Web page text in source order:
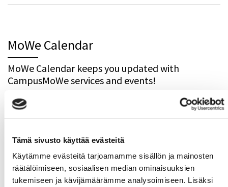
Tämä sivusto käyttää evästeitä
Käytämme evästeitä tarjoamamme sisällön ja mainosten
räätälöimiseen, sosiaalisen median ominaisuuksien
tukemiseen ja kävijämäärämme analysoimiseen. Lisäksi
MoWe Calendar
MoWe Calendar keeps you updated with
CampusMoWe services and events!